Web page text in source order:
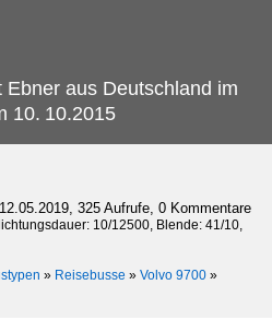
aus Deutschland im
10. 10.2015
12.05.2019, 325 Aufrufe, 0 Kommentare
10/12500, Blende: 41/10,
» Reisebusse » Volvo 9700 »